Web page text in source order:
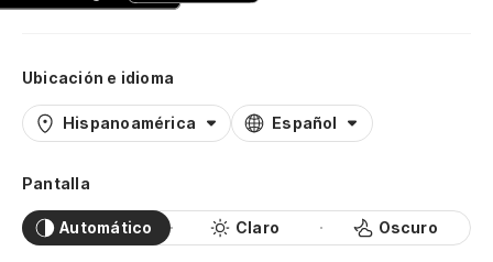
Ubicación e idioma
Hispanoamérica Español
Pantalla
Automático Claro Oscuro